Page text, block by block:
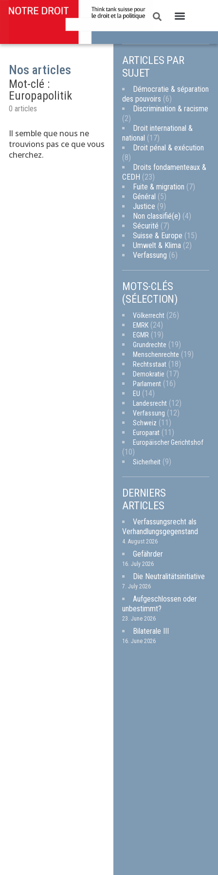
Nos articles
Mot-clé :
Europapolitik
0 articles
Il semble que nous ne
trouvions pas ce que vous
cherchez.
ARTICLES PAR
SUJET
Démocratie & séparation
des pouvoirs (6)
Discrimination & racisme
(2)
Droit international &
national (17)
Droit pénal & exécution
(8)
Droits fondamenteaux &
CEDH (23)
Fuite & migration (7)
Général (5)
Justice (9)
Non classifié(e) (4)
Sécurité (7)
Suisse & Europe (15)
Umwelt & Klima (2)
Verfassung (6)
MOTS-CLÉS
(SÉLECTION)
Völkerrecht (26)
EMRK (24)
EGMR (19)
Grundrechte (19)
Menschenrechte (19)
Rechtsstaat (18)
Demokratie (17)
Parlament (16)
EU (14)
Landesrecht (12)
Verfassung (12)
Schweiz (11)
Europarat (11)
Europäischer Gerichtshof
(10)
Sicherheit (9)
DERNIERS
ARTICLES
Verfassungsrecht als
Verhandlungsgegenstand
4. August 2026
Gefährder
16. July 2026
Die Neutralitätsinitiative
7. July 2026
Aufgeschlossen oder
unbestimmt?
23. June 2026
Bilaterale III
16. June 2026